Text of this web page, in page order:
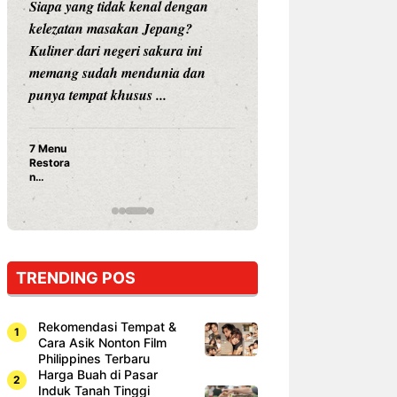
Siapa yang tidak kenal dengan
kelezatan masakan Jepang?
Kuliner dari negeri sakura ini
memang sudah mendunia dan
punya tempat khusus ...
7 Menu
Restora
n
yang
Dicoba,
Cuma
Sushi!
TRENDING POS
Rekomendasi Tempat &
Cara Asik Nonton Film
Philippines Terbaru
Harga Buah di Pasar
Induk Tanah Tinggi